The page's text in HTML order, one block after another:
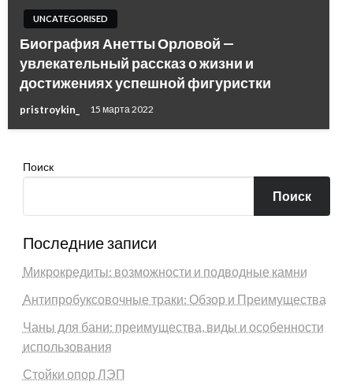
UNCATEGORISED
Биография Анетты Орловой —
увлекательный рассказ о жизни и
достижениях успешной фигуристки
pristroykin_ 15 марта 2022
Поиск
Поиск
Последние записи
Микрокредиты: возможности и подводные камни
Антипробуксовочные траки: Обзор и Преимущества
Чаны для бани: преимущества, виды и особенности
использования
Стойки опор ЛЭП